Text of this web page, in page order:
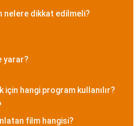
nelere dikkat edilmeli?
yarar?
hangi program kullanılır?
film hangisi?